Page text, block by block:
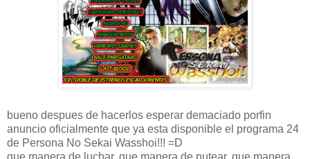
bueno despues de hacerlos esperar demaciado porfin
anuncio oficialmente que ya esta disponible el programa 24
de Persona No Sekai Wasshoi!!! =D
que manera de luchar, que manera de putear, que manera